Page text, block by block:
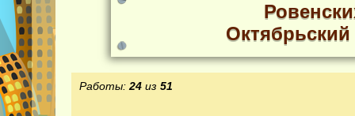
Работы: 24 из 51